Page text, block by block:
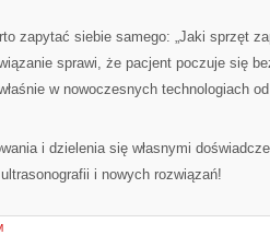
zapytać siebie samego: „Jaki sprzęt
sprawi, że pacjent poczuje się
w nowoczesnych technologiach
i dzielenia się własnymi
i nowych rozwiązań!